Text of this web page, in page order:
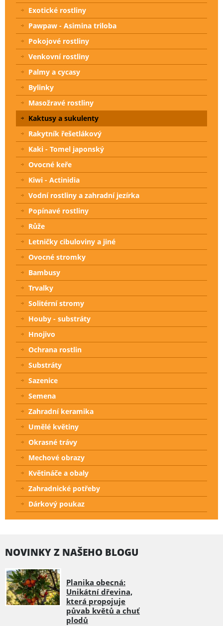
Exotické rostliny
Pawpaw - Asimina triloba
Pokojové rostliny
Venkovní rostliny
Palmy a cycasy
Bylinky
Masožravé rostliny
Kaktusy a sukulenty
Rakytník řešetlákový
Kaki - Tomel japonský
Ovocné keře
Kiwi - Actinidia
Vodní rostliny a zahradní jezírka
Popínavé rostliny
Růže
Letničky cibuloviny a jiné
Ovocné stromky
Bambusy
Trvalky
Solitérní stromy
Houby - substráty
Hnojivo
Ochrana rostlin
Substráty
Sazenice
Semena
Zahradní keramika
Umělé květiny
Okrasné trávy
Mechové obrazy
Květináče a obaly
Zahradnické potřeby
Dárkový poukaz
NOVINKY Z NAŠEHO BLOGU
Planika obecná:
Unikátní dřevina,
která propojuje
půvab květů a chuť
plodů